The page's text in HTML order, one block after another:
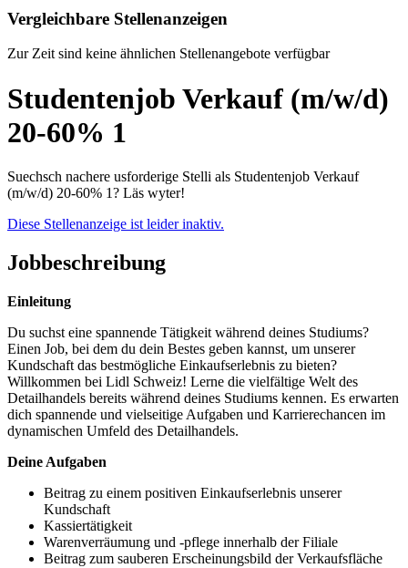
Vergleichbare Stellenanzeigen
Zur Zeit sind keine ähnlichen Stellenangebote verfügbar
Studentenjob Verkauf (m/w/d)
20-60% 1
Suechsch nachere usforderige Stelli als Studentenjob Verkauf
(m/w/d) 20-60% 1? Läs wyter!
Diese Stellenanzeige ist leider inaktiv.
Jobbeschreibung
Einleitung
Du suchst eine spannende Tätigkeit während deines Studiums?
Einen Job, bei dem du dein Bestes geben kannst, um unserer
Kundschaft das bestmögliche Einkaufserlebnis zu bieten?
Willkommen bei Lidl Schweiz! Lerne die vielfältige Welt des
Detailhandels bereits während deines Studiums kennen. Es erwarten
dich spannende und vielseitige Aufgaben und Karrierechancen im
dynamischen Umfeld des Detailhandels.
Deine Aufgaben
Beitrag zu einem positiven Einkaufserlebnis unserer
Kundschaft
Kassiertätigkeit
Warenverräumung und -pflege innerhalb der Filiale
Beitrag zum sauberen Erscheinungsbild der Verkaufsfläche